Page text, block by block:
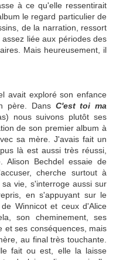
à ce qu'elle ressentirait
le regard particulier de
de la narration, ressort
liée aux périodes des
Mais heureusement, il
avait exploré son enfance
père. Dans C'est toi ma
nous suivons plutôt ses
de son premier album à
sa mère. J'avais fait un
là est aussi très réussi,
Alison Bechdel essaie de
cherche surtout à
vie, s'interroge aussi sur
en s'appuyant sur le
Winnicot et ceux d'Alice
son cheminement, ses
et ses conséquences, mais
au final très touchante.
fait ou est, elle la laisse